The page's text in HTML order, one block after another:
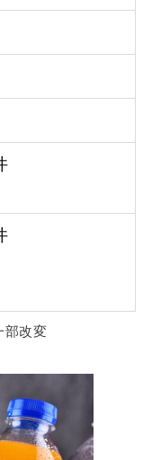
部改変